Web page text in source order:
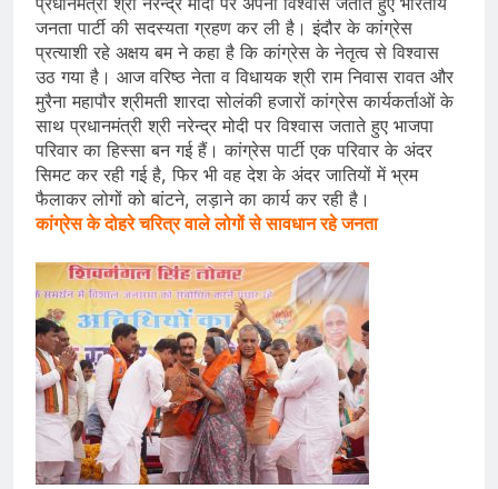
जनता पार्टी की सदस्यता ग्रहण कर ली है। इंदौर के कांग्रेस
प्रत्याशी रहे अक्षय बम ने कहा है कि कांग्रेस के नेतृत्व से विश्वास
उठ गया है। आज वरिष्ठ नेता व विधायक श्री राम निवास रावत और
मुरैना महापौर श्रीमती शारदा सोलंकी हजारों कांग्रेस कार्यकर्ताओं के
साथ प्रधानमंत्री श्री नरेन्द्र मोदी पर विश्वास जताते हुए भाजपा
परिवार का हिस्सा बन गई हैं। कांग्रेस पार्टी एक परिवार के अंदर
सिमट कर रही गई है, फिर भी वह देश के अंदर जातियों में भ्रम
फैलाकर लोगों को बांटने, लड़ाने का कार्य कर रही है।
कांग्रेस के दोहरे चरित्र वाले लोगों से सावधान रहे जनता